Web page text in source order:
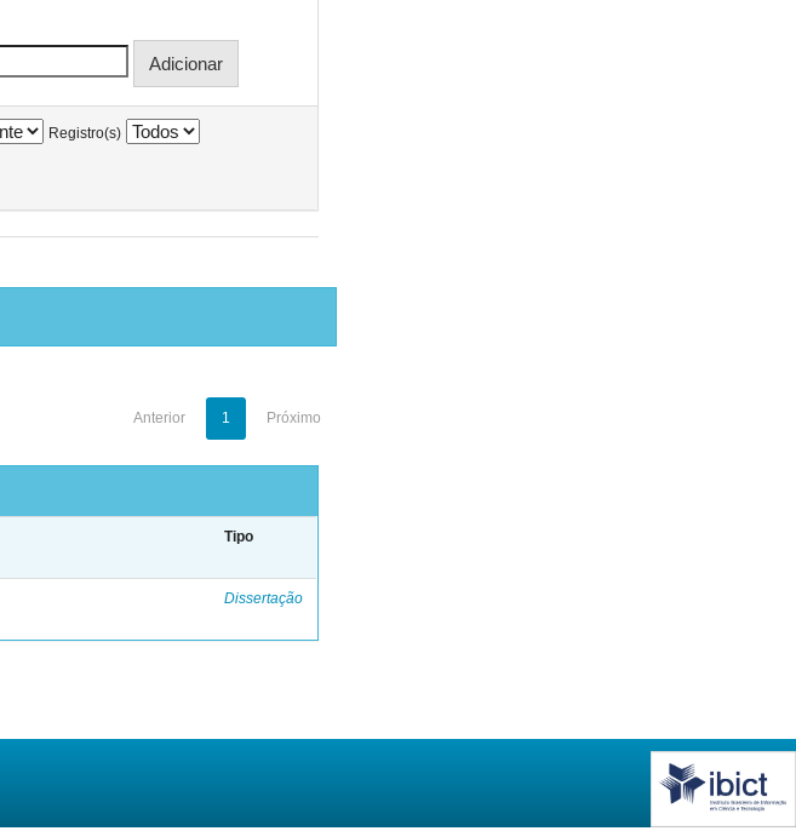
Registro(s)
Anterior 1 Próximo
Tipo
Dissertação